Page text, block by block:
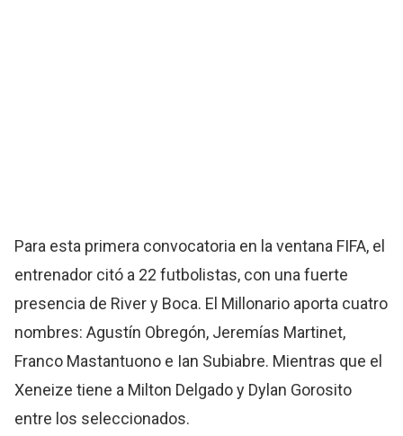
Para esta primera convocatoria en la ventana FIFA, el
entrenador citó a 22 futbolistas, con una fuerte
presencia de River y Boca. El Millonario aporta cuatro
nombres: Agustín Obregón, Jeremías Martinet,
Franco Mastantuono e Ian Subiabre. Mientras que el
Xeneize tiene a Milton Delgado y Dylan Gorosito
entre los seleccionados.